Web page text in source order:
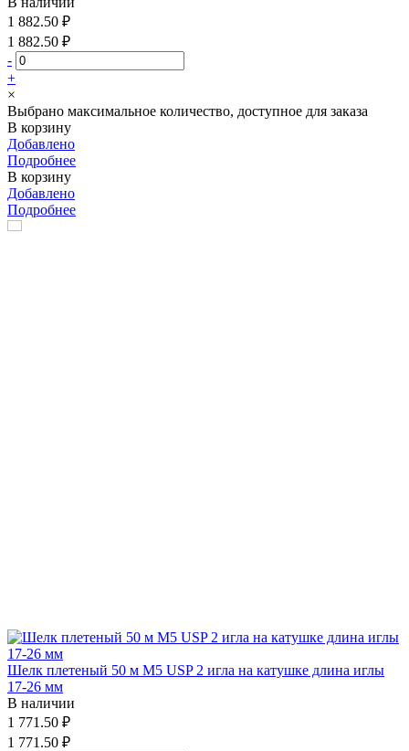
1 882.50 ₽
1 882.50 ₽
-
+
×
Выбрано максимальное количество, доступное для заказа
В корзину
Добавлено
Подробнее
В корзину
Добавлено
Подробнее
Шелк плетеный 50 м М5 USP 2 игла на катушке длина иглы
17-26 мм
В наличии
1 771.50 ₽
1 771.50 ₽